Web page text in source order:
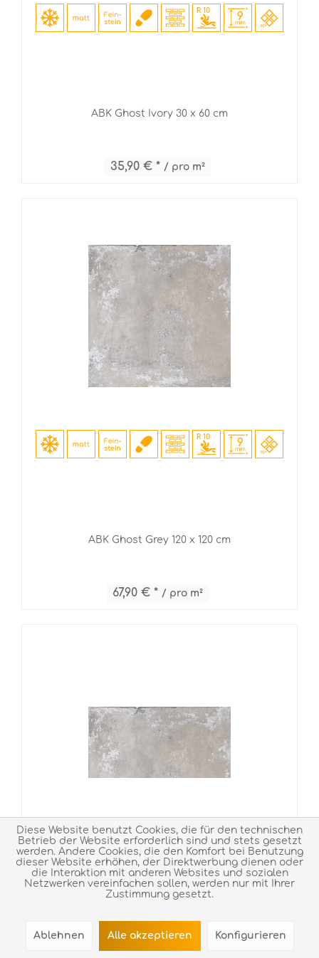
ABK Ghost Ivory 30 x 60 cm
35,90 € * / pro m²
ABK Ghost Grey 120 x 120 cm
67,90 € * / pro m²
Diese Website benutzt Cookies, die für den technischen
Betrieb der Website erforderlich sind und stets gesetzt
werden. Andere Cookies, die den Komfort bei Benutzung
dieser Website erhöhen, der Direktwerbung dienen oder
die Interaktion mit anderen Websites und sozialen
Netzwerken vereinfachen sollen, werden nur mit Ihrer
Zustimmung gesetzt.
Ablehnen Alle akzeptieren Konfigurieren